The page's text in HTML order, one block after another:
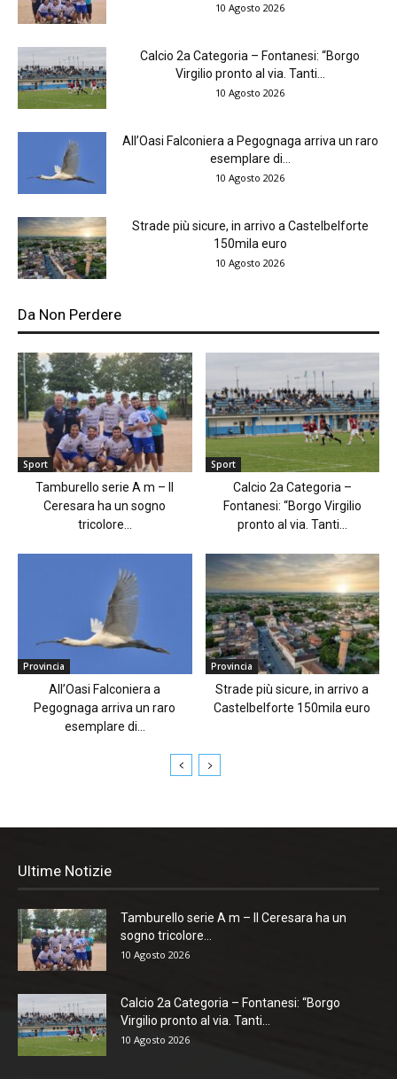
10 Agosto 2026
Calcio 2a Categoria – Fontanesi: “Borgo
Virgilio pronto al via. Tanti...
10 Agosto 2026
All’Oasi Falconiera a Pegognaga arriva un raro
esemplare di...
10 Agosto 2026
Strade più sicure, in arrivo a Castelbelforte
150mila euro
10 Agosto 2026
Da Non Perdere
Sport
Tamburello serie A m – Il
Ceresara ha un sogno
tricolore...
Sport
Calcio 2a Categoria –
Fontanesi: “Borgo Virgilio
pronto al via. Tanti...
Provincia
All’Oasi Falconiera a
Pegognaga arriva un raro
esemplare di...
Provincia
Strade più sicure, in arrivo a
Castelbelforte 150mila euro
Ultime Notizie
Tamburello serie A m – Il Ceresara ha un
sogno tricolore...
10 Agosto 2026
Calcio 2a Categoria – Fontanesi: “Borgo
Virgilio pronto al via. Tanti...
10 Agosto 2026